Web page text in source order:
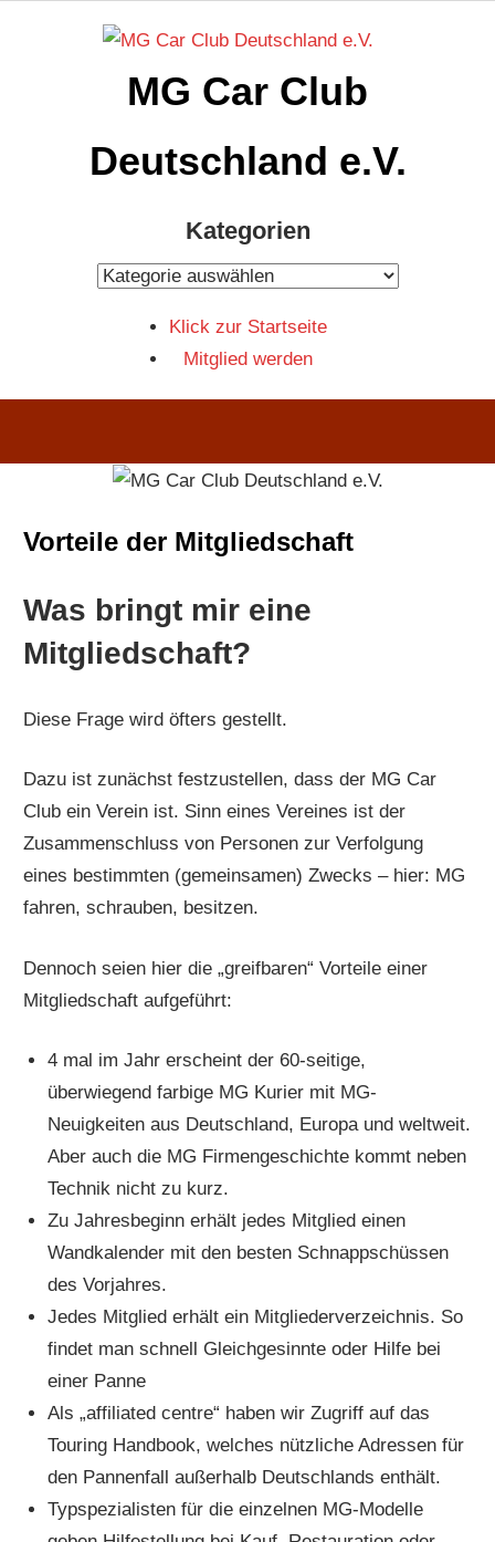
MG Car Club
Deutschland e.V.
Kategorien
Kategorien
Klick zur Startseite
Mitglied werden
Vorteile der Mitgliedschaft
Was bringt mir eine
Mitgliedschaft?
Diese Frage wird öfters gestellt.
Dazu ist zunächst festzustellen, dass der MG Car
Club ein Verein ist. Sinn eines Vereines ist der
Zusammenschluss von Personen zur Verfolgung
eines bestimmten (gemeinsamen) Zwecks – hier: MG
fahren, schrauben, besitzen.
Dennoch seien hier die „greifbaren“ Vorteile einer
Mitgliedschaft aufgeführt:
4 mal im Jahr erscheint der 60-seitige,
überwiegend farbige MG Kurier mit MG-
Neuigkeiten aus Deutschland, Europa und weltweit.
Aber auch die MG Firmengeschichte kommt neben
Technik nicht zu kurz.
Zu Jahresbeginn erhält jedes Mitglied einen
Wandkalender mit den besten Schnappschüssen
des Vorjahres.
Jedes Mitglied erhält ein Mitgliederverzeichnis. So
findet man schnell Gleichgesinnte oder Hilfe bei
einer Panne
Als „affiliated centre“ haben wir Zugriff auf das
Touring Handbook, welches nützliche Adressen für
den Pannenfall außerhalb Deutschlands enthält.
Typspezialisten für die einzelnen MG-Modelle